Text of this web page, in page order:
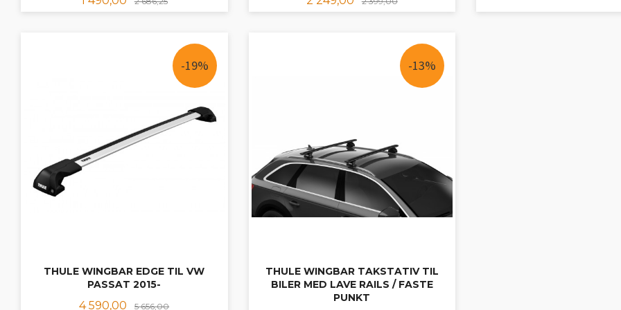
THULE WINGBAR EDGE TIL VW
PASSAT 2015-
Tilbud
4 590,00 5 656,00Rabatt
-19%
THULE WINGBAR TAKSTATIV TIL
BILER MED LAVE RAILS / FASTE
PUNKT
-13%